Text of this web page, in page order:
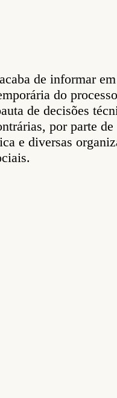
de informar
do
de decisões
por parte
e diversas